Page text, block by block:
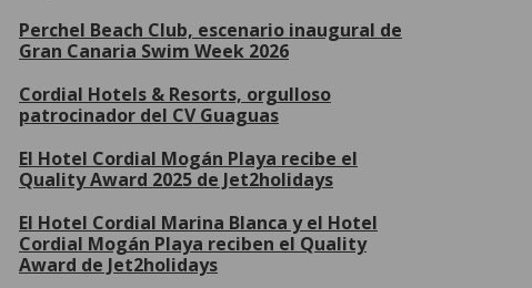
Perchel Beach Club, escenario inaugural de
Gran Canaria Swim Week 2026
Cordial Hotels & Resorts, orgulloso
patrocinador del CV Guaguas
El Hotel Cordial Mogán Playa recibe el
Quality Award 2025 de Jet2holidays
El Hotel Cordial Marina Blanca y el Hotel
Cordial Mogán Playa reciben el Quality
Award de Jet2holidays